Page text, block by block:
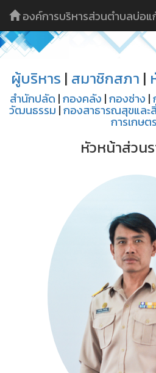
องค์การบริหารส่วนตำบลบ่อแ
ผู้บริหาร | สมาชิกสภา |
สำนักปลัด |กองคลัง |กองช่าง |
วัฒนธรรม |กองสาธารณสุขและ
การเกษตร
หัวหน้าส่วน